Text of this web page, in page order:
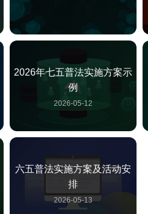
2026年七五普法实施方案示
例
2026-05-12
六五普法实施方案及活动安
排
2026-05-13